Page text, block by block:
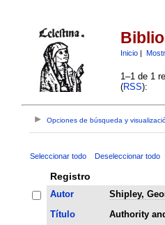
Inicio|
1–1 de 1
(RSS):
Opciones de búsqueda y
Seleccionar todo Deseleccionar todo
Registro
Autor
Shipley,
Título
Authority